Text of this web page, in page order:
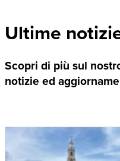
Ultime
Scopri di più sul
notizie ed